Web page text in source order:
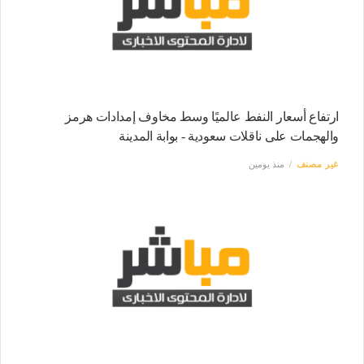
ارتفاع أسعار النفط عالميًا وسط مخاوف إمدادات هرمز
والهجمات على ناقلات سعودية - بوابة المدينة
غير مصنف منذ يومين